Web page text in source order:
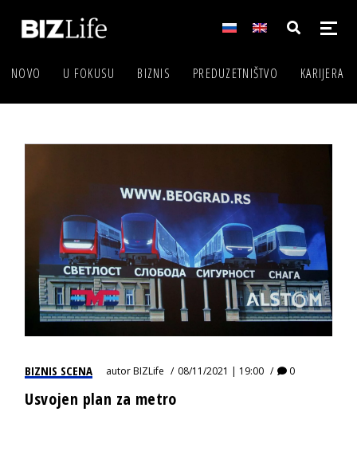
NOVO U FOKUSU BIZNIS PREDUZETNIŠTVO KARIJERA
BIZNIS SCENA autorBIZLife 08/11/2021 | 19:00 0
Usvojen plan za metro